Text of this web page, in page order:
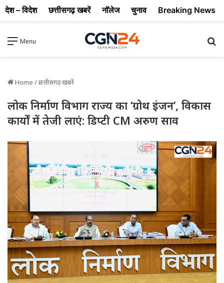
Menu
Home /छत्तीसगढ़ खबरें
लोक निर्माण विभाग राज्य का ‘ग्रोथ इंजन’, विकास
कार्यों में तेजी लाएं: डिप्टी CM अरुण साव
देश – विदेश छत्तीसगढ़ खबरें नॉलेज चुनाव Breaking News